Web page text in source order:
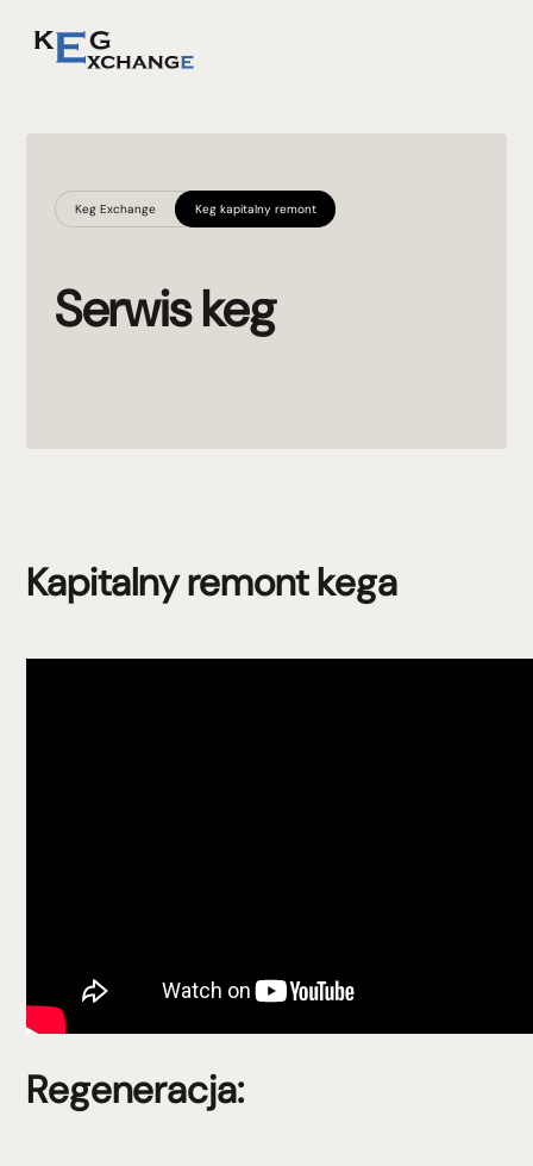
Keg Exchange Keg kapitalny remont
Serwis keg
Kapitalny remont kega
Regeneracja: